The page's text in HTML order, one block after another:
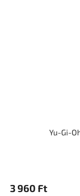
Yu-Gi-
3 960 Ft